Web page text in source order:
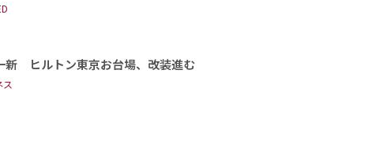
新 ヒルトン東京お台場、改装進む